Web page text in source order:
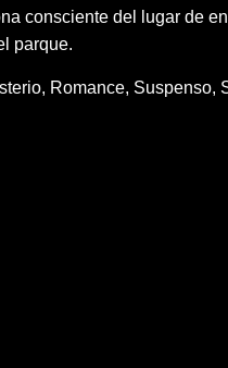
consciente del lugar de
parque.
Romance Suspenso